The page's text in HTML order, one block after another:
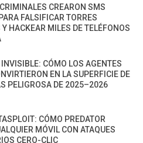
CREARON SMS
FALSIFICAR TORRES
Y HACKEAR MILES DE TELÉFONOS
INVISIBLE: CÓMO LOS AGENTES
EN LA SUPERFICIE DE
PELIGROSA DE 2025–2026
CÓMO PREDATOR
MÓVIL CON ATAQUES
CERO-CLIC